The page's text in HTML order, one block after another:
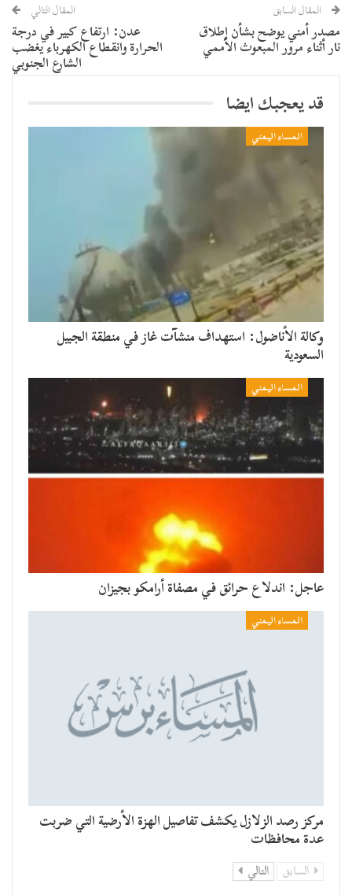
المقال السابق
مصدر أمني يوضح بشأن إطلاق
نار أثناء مرور المبعوث الأممي
المقال التالي
عدن: ارتفاع كبير في درجة
الحرارة وانقطاع الكهرباء يغضب
الشارع الجنوبي
قد يعجبك ايضا
المساء اليمني
وكالة الأناضول: استهداف منشآت غاز في منطقة الجبيل
السعودية
المساء اليمني
عاجل: اندلاع حرائق في مصفاة أرامكو بجيزان
المساء اليمني
مركز رصد الزلازل يكشف تفاصيل الهزة الأرضية التي ضربت
عدة محافظات
السابق التالي